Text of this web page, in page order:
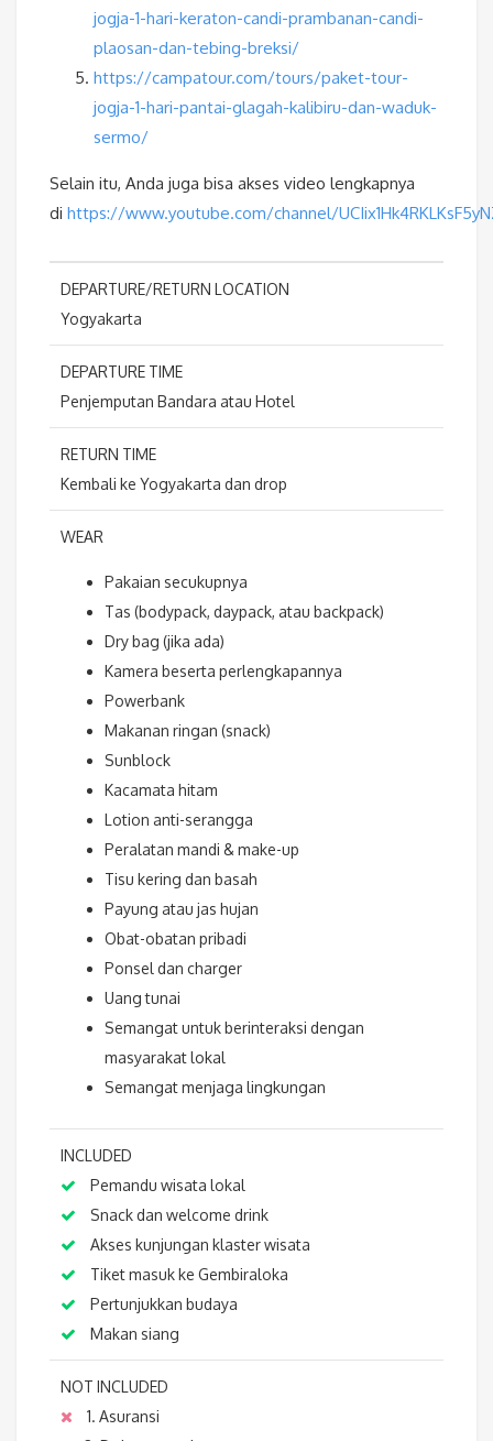
jogja-1-hari-keraton-candi-prambanan-candi-
plaosan-dan-tebing-breksi/
https://campatour.com/tours/paket-tour-
jogja-1-hari-pantai-glagah-kalibiru-dan-waduk-
sermo/
Selain itu, Anda juga bisa akses video lengkapnya
di https://www.youtube.com/channel/
DEPARTURE/RETURN LOCATION
Yogyakarta
DEPARTURE TIME
Penjemputan Bandara atau Hotel
RETURN TIME
Kembali ke Yogyakarta dan drop
WEAR
Pakaian secukupnya
Tas (bodypack, daypack, atau backpack)
Dry bag (jika ada)
Kamera beserta perlengkapannya
Powerbank
Makanan ringan (snack)
Sunblock
Kacamata hitam
Lotion anti-serangga
Peralatan mandi & make-up
Tisu kering dan basah
Payung atau jas hujan
Obat-obatan pribadi
Ponsel dan charger
Uang tunai
Semangat untuk berinteraksi dengan
masyarakat lokal
Semangat menjaga lingkungan
INCLUDED
Pemandu wisata lokal
Snack dan welcome drink
Akses kunjungan klaster wisata
Tiket masuk ke Gembiraloka
Pertunjukkan budaya
Makan siang
NOT INCLUDED
1. Asuransi